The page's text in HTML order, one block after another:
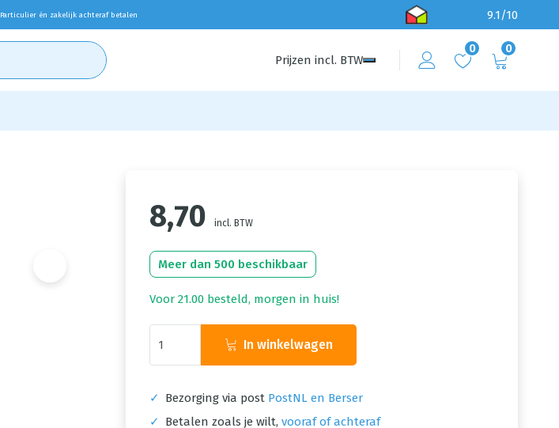
Particulier én zakelijk achteraf betalen 9.1/10
Prijzen incl. BTW
0 0
8,70 incl. BTW
Meer dan 500 beschikbaar
Voor 21.00 besteld, morgen in huis!
In winkelwagen
✓ Bezorging via post PostNL en Berser
✓
Betalen zoals je wilt, vooraf of achteraf